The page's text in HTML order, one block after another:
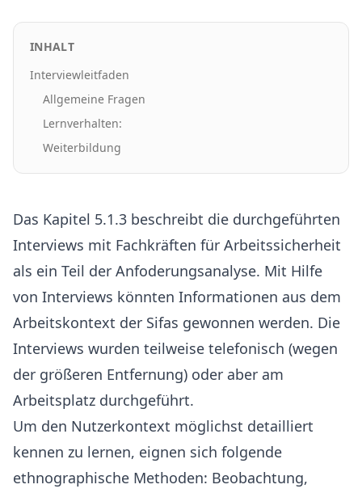
INHALT
Interviewleitfaden
Allgemeine Fragen
Lernverhalten:
Weiterbildung
Das Kapitel 5.1.3 beschreibt die durchgeführten
Interviews mit Fachkräften für Arbeitssicherheit
als ein Teil der Anfoderungsanalyse. Mit Hilfe
von Interviews könnten Informationen aus dem
Arbeitskontext der Sifas gewonnen werden. Die
Interviews wurden teilweise telefonisch (wegen
der größeren Entfernung) oder aber am
Arbeitsplatz durchgeführt.
Um den Nutzerkontext möglichst detailliert
kennen zu lernen, eignen sich folgende
ethnographische Methoden: Beobachtung,